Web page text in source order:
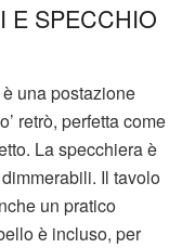
E SPECCHIO
una postazione
retrò, perfetta come
La specchiera è
dimmerabili. Il tavolo
un pratico
è incluso, per